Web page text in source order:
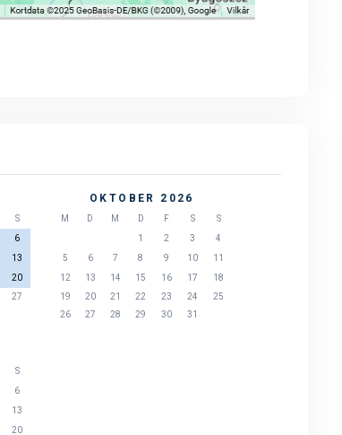
S
6
13
20
27
OKTOBER 2026
M D M D F S
S
1
2 3
4
5
6 7 8 9 10
11
12
13 14 15 16 17
18
19
20 21 22 23 24
25
26
27 28 29 30 31
S
6
13
20